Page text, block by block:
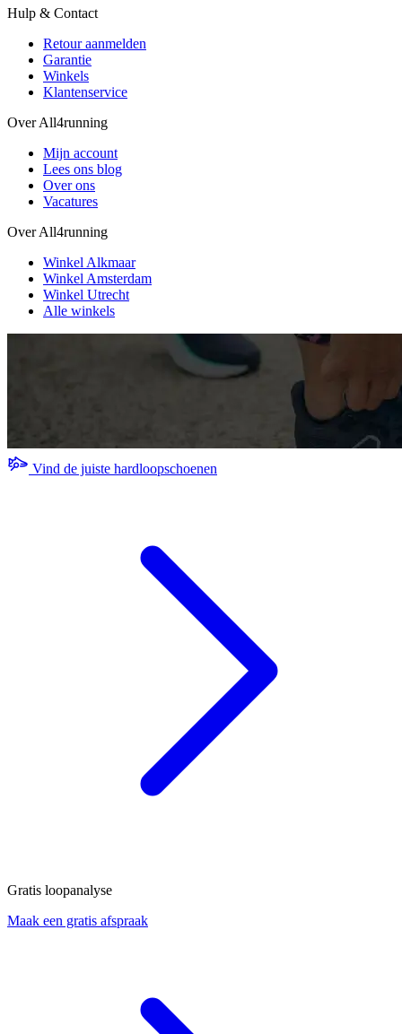
Hulp & Contact
Retour aanmelden
Garantie
Winkels
Klantenservice
Over All4running
Mijn account
Lees ons blog
Over ons
Vacatures
Over All4running
Winkel Alkmaar
Winkel Amsterdam
Winkel Utrecht
Alle winkels
Vind de juiste hardloopschoenen
Gratis loopanalyse
Maak een gratis afspraak